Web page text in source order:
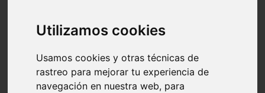
Utilizamos cookies
Usamos cookies y otras técnicas de
rastreo para mejorar tu experiencia de
navegación en nuestra web, para
canal tv
nombres para gatos
tablon de anuncios
uncategorized
zona pro